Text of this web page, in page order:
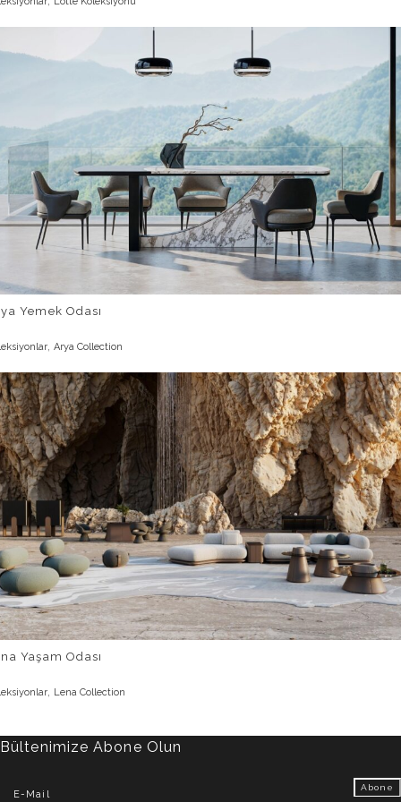
Yemek Odası
Arya Collection
Yaşam Odası
Lena Collection
Bültenimize Abone Olun